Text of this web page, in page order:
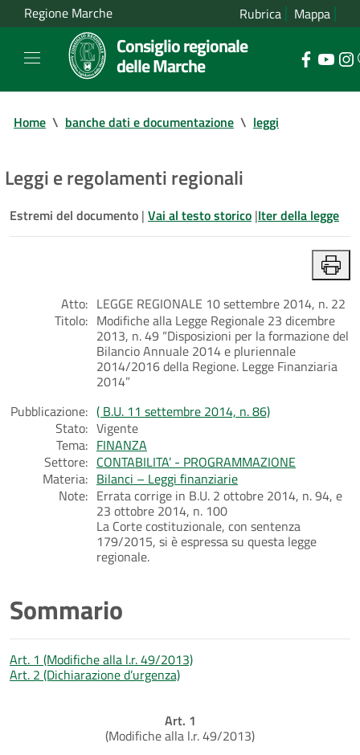
Regione Marche Rubrica Mappa
Consiglio regionale
delle Marche
Home \ banche dati e documentazione \ leggi
Leggi e regolamenti regionali
Estremi del documento | Vai al testo storico |Iter della legge
Atto: LEGGE REGIONALE 10 settembre 2014, n. 22
Titolo: Modifiche alla Legge Regionale 23 dicembre
2013, n. 49 “Disposizioni per la formazione del
Bilancio Annuale 2014 e pluriennale
2014/2016 della Regione. Legge Finanziaria
2014”
Pubblicazione: ( B.U. 11 settembre 2014, n. 86)
Stato: Vigente
Tema: FINANZA
Settore: CONTABILITA’ - PROGRAMMAZIONE
Materia: Bilanci – Leggi finanziarie
Note: Errata corrige in B.U. 2 ottobre 2014, n. 94, e
23 ottobre 2014, n. 100
La Corte costituzionale, con sentenza
179/2015, si è espressa su questa legge
regionale.
Sommario
Art. 1 (Modifiche alla l.r. 49/2013)
Art. 2 (Dichiarazione d’urgenza)
Art. 1
(Modifiche alla l.r. 49/2013)